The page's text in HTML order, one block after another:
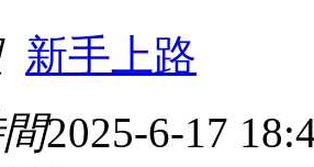
新手上路
2025-6-17